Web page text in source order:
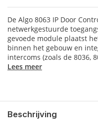
De Algo 8063 IP Door
netwerkgestuurde
gevoede module plaatst
binnen het gebouw en
intercoms (zoals de 8036,
Lees meer
Beschrijving